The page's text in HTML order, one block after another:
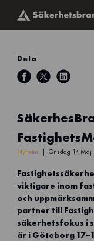
Dela
Nyheter Onsdag 14 Maj
viktigare inom
och
partner till
säkerhetsfokus i
är i Göteborg